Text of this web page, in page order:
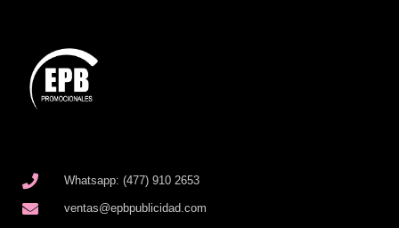
Whatsapp: (477) 910 2653
ventas@epbpublicidad.com